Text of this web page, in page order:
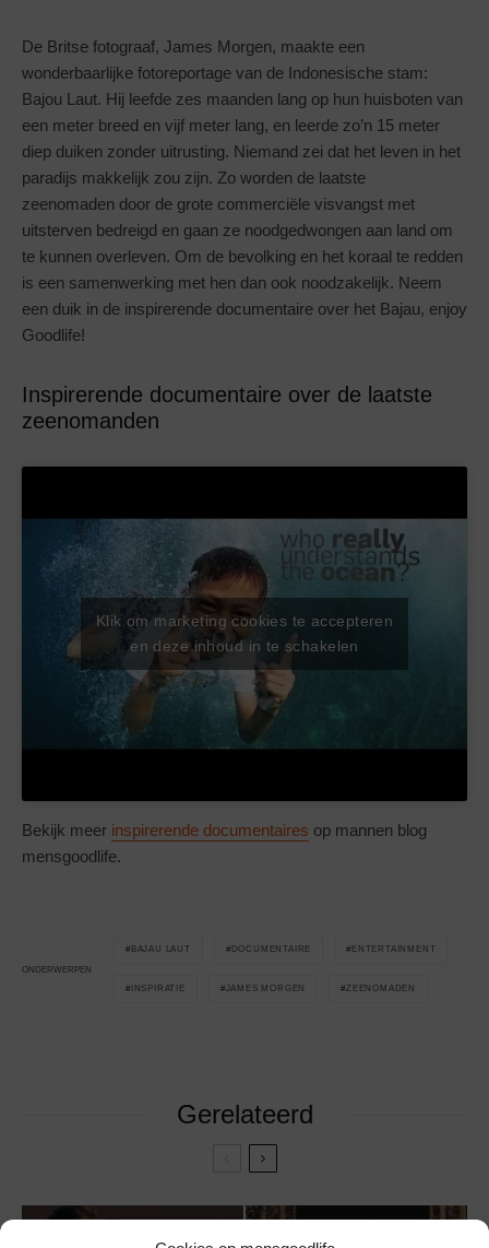
De Britse fotograaf, James Morgen, maakte een
wonderbaarlijke fotoreportage van de Indonesische stam:
Bajou Laut. Hij leefde zes maanden lang op hun huisboten van
een meter breed en vijf meter lang, en leerde zo’n 15 meter
diep duiken zonder uitrusting. Niemand zei dat het leven in het
paradijs makkelijk zou zijn. Zo worden de laatste
zeenomaden door de grote commerciële visvangst met
uitsterven bedreigd en gaan ze noodgedwongen aan land om
te kunnen overleven. Om de bevolking en het koraal te redden
is een samenwerking met hen dan ook noodzakelijk. Neem
een duik in de inspirerende documentaire over het Bajau, enjoy
Goodlife!
Inspirerende documentaire over de laatste
zeenomanden
Klik om marketing cookies te accepteren
en deze inhoud in te schakelen
Bekijk meer inspirerende documentaires op mannen blog
mensgoodlife.
ONDERWERPEN
BAJAU LAUT DOCUMENTAIRE ENTERTAINMENT
INSPIRATIE JAMES MORGEN ZEENOMADEN
Gerelateerd